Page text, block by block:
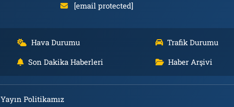
[email protected]
Hava Durumu Trafik Durumu
Son Dakika Haberleri Haber Arşivi
Yayın Politikamız